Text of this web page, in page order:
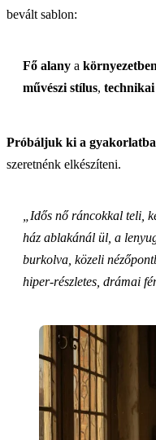
bevált sablon:
Fő alany a környezetben
művészi stílus, technikai
Próbáljuk ki a
szeretnénk elkészíteni.
„Idős nő ráncokkal teli,
ház ablakánál ül, a
burkolva, közeli
hiper-részletes, drámai